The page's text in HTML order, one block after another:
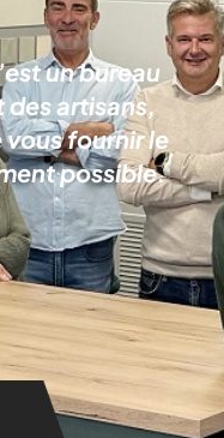
un bureau
des artisans,
vous fournir le
possible.